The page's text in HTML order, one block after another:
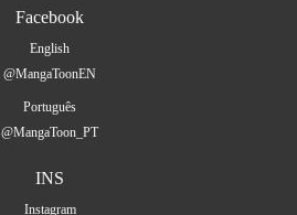
Facebook
English
@MangaToonEN
Português
@MangaToon_PT
INS
Instagram